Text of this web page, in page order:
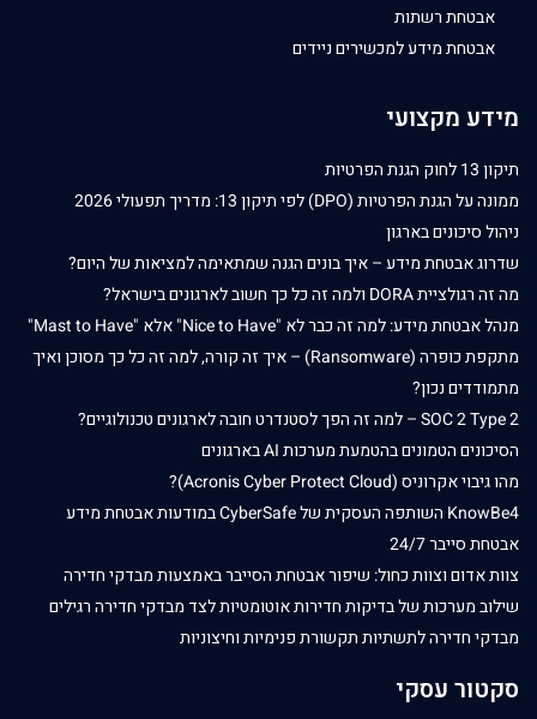
אבטחת רשתות
אבטחת מידע למכשירים ניידים
מידע מקצועי
תיקון 13 לחוק הגנת הפרטיות
ממונה על הגנת הפרטיות (DPO) לפי תיקון 13: מדריך תפעולי 2026
ניהול סיכונים בארגון
שדרוג אבטחת מידע – איך בונים הגנה שמתאימה למציאות של היום?
מה זה רגולציית DORA ולמה זה כל כך חשוב לארגונים בישראל?
מנהל אבטחת מידע: למה זה כבר לא "Nice to Have" אלא "Mast to Have"
מתקפת כופרה (Ransomware) – איך זה קורה, למה זה כל כך מסוכן ואיך
מתמודדים נכון?
SOC 2 Type 2 – למה זה הפך לסטנדרט חובה לארגונים טכנולוגיים?
הסיכונים הטמונים בהטמעת מערכות AI בארגונים
מהו גיבוי אקרוניס (Acronis Cyber Protect Cloud)?
KnowBe4 השותפה העסקית של CyberSafe במודעות אבטחת מידע
אבטחת סייבר 24/7
צוות אדום וצוות כחול: שיפור אבטחת הסייבר באמצעות מבדקי חדירה
שילוב מערכות של בדיקות חדירות אוטומטיות לצד מבדקי חדירה רגילים
מבדקי חדירה לתשתיות תקשורת פנימיות וחיצוניות
סקטור עסקי